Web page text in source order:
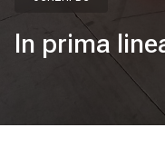
In prima